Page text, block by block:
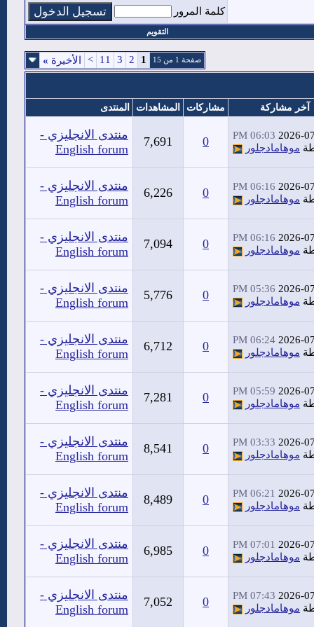
كلمة المرور
التقويم
صفحة 1 من 15 1
2
3
11
> الأخيرة »
آخر مشاركة مشاركات المشاهدات المنتدى
2026-
06:03 PM
موهامادجلور 0
7,691
منتدى الانجليزي -
English forum
2026-
06:16 PM
موهامادجلور 0
6,226
منتدى الانجليزي -
English forum
2026-
06:16 PM
موهامادجلور 0
7,094
منتدى الانجليزي -
English forum
2026-
05:36 PM
موهامادجلور 0
5,776
منتدى الانجليزي -
English forum
2026-
06:24 PM
موهامادجلور 0
6,712
منتدى الانجليزي -
English forum
2026-
05:59 PM
موهامادجلور 0
7,281
منتدى الانجليزي -
English forum
2026-
03:33 PM
موهامادجلور 0
8,541
منتدى الانجليزي -
English forum
2026-
06:21 PM
موهامادجلور 0
8,489
منتدى الانجليزي -
English forum
2026-
07:01 PM
موهامادجلور 0
6,985
منتدى الانجليزي -
English forum
2026-
07:43 PM
موهامادجلور 0
7,052
منتدى الانجليزي -
English forum